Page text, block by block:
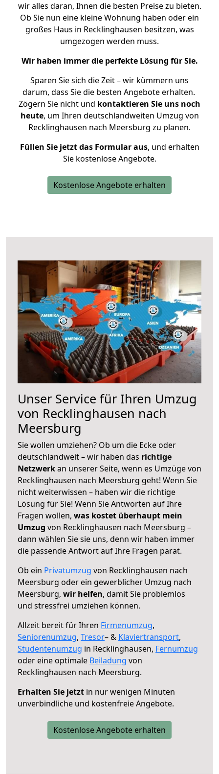
wir alles daran, Ihnen die besten Preise zu bieten.
Ob Sie nun eine kleine Wohnung haben oder ein
großes Haus in Recklinghausen besitzen, was
umgezogen werden muss.
Wir haben immer die perfekte Lösung für Sie.
Sparen Sie sich die Zeit – wir kümmern uns
darum, dass Sie die besten Angebote erhalten.
Zögern Sie nicht und kontaktieren Sie uns noch
heute, um Ihren deutschlandweiten Umzug von
Recklinghausen nach Meersburg zu planen.
Füllen Sie jetzt das Formular aus, und erhalten
Sie kostenlose Angebote.
Kostenlose Angebote erhalten
Unser Service für Ihren Umzug
von Recklinghausen nach
Meersburg
Sie wollen umziehen? Ob um die Ecke oder
deutschlandweit – wir haben das richtige
Netzwerkan unserer Seite, wenn es Umzüge von
Recklinghausen nach Meersburg geht! Wenn Sie
nicht weiterwissen – haben wir die richtige
Lösung für Sie! Wenn Sie Antworten auf Ihre
Fragen wollen, was kostet überhaupt mein
Umzug von Recklinghausen nach Meersburg –
dann wählen Sie sie uns, denn wir haben immer
die passende Antwort auf Ihre Fragen parat.
Ob ein Privatumzug von Recklinghausen nach
Meersburg oder ein gewerblicher Umzug nach
Meersburg, wir helfen, damit Sie problemlos
und stressfrei umziehen können.
Allzeit bereit für Ihren Firmenumzug,
Seniorenumzug, Tresor– & Klaviertransport,
Studentenumzug in Recklinghausen, Fernumzug
oder eine optimale Beiladung von
Recklinghausen nach Meersburg.
Erhalten Sie jetzt in nur wenigen Minuten
unverbindliche und kostenfreie Angebote.
Kostenlose Angebote erhalten